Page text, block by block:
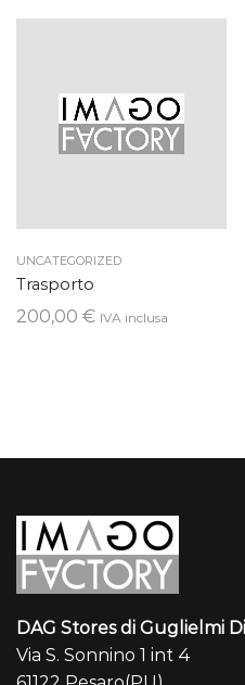
UNCATEGORIZED
Trasporto
200,00 € IVA inclusa
DAG Stores di Guglielmi
Via S. Sonnino 1 int 4